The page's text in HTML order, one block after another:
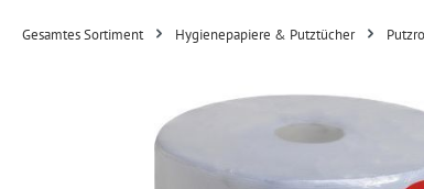
Gesamtes Sortiment Hygienepapiere & Putztücher
Bildergalerie überspringen